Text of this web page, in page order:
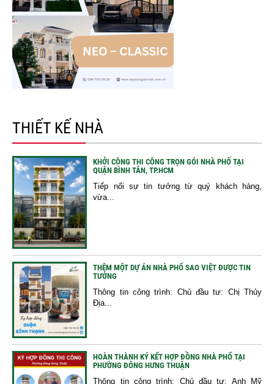
THIẾT KẾ NHÀ
KHỞI CÔNG THI CÔNG TRỌN GÓI NHÀ PHỐ TẠI
QUẬN BÌNH TÂN, TP.HCM
Tiếp nối sự tin tưởng từ quý khách hàng,
vừa...
THÊM MỘT DỰ ÁN NHÀ PHỐ SAO VIỆT ĐƯỢC TIN
TƯỞNG
Thông tin công trình: Chủ đầu tư: Chị Thủy
Địa...
HOÀN THÀNH KÝ KẾT HỢP ĐỒNG NHÀ PHỐ TẠI
PHƯỜNG ĐÔNG HƯNG THUẬN
Thông tin công trình: Chủ đầu tư: Anh Mỹ